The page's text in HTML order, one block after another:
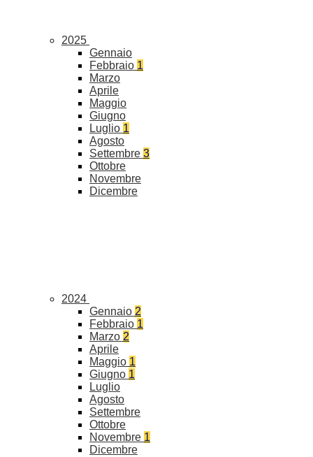
2025
Gennaio
Febbraio 1
Marzo
Aprile
Maggio
Giugno
Luglio 1
Agosto
Settembre 3
Ottobre
Novembre
Dicembre
2024
Gennaio 2
Febbraio 1
Marzo 2
Aprile
Maggio 1
Giugno 1
Luglio
Agosto
Settembre
Ottobre
Novembre 1
Dicembre